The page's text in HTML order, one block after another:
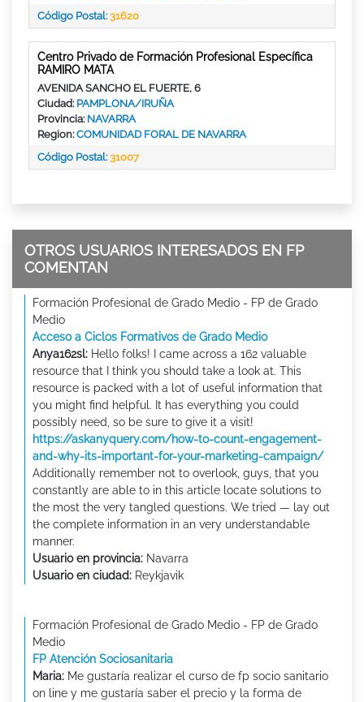
Código Postal:31620
Centro Privado de Formación Profesional Específica
RAMIRO MATA
AVENIDA SANCHO EL FUERTE, 6
Ciudad: PAMPLONA/IRUÑA
Provincia: NAVARRA
Region:COMUNIDAD FORAL DE NAVARRA
Código Postal:31007
OTROS USUARIOS INTERESADOS EN FP
COMENTAN
Formación Profesional de Grado Medio - FP de Grado
Medio
Acceso a Ciclos Formativos de Grado Medio
Anya162sl: Hello folks! I came across a 162 valuable
resource that I think you should take a look at. This
resource is packed with a lot of useful information that
you might find helpful. It has everything you could
possibly need, so be sure to give it a visit!
https://askanyquery.com/how-to-count-engagement-
and-why-its-important-for-your-marketing-campaign/
Additionally remember not to overlook, guys, that you
constantly are able to in this article locate solutions to
the most the very tangled questions. We tried — lay out
the complete information in an very understandable
manner.
Usuario en provincia: Navarra
Usuario en ciudad: Reykjavik
Formación Profesional de Grado Medio - FP de Grado
Medio
FP Atención Sociosanitaria
Maria: Me gustaría realizar el curso de fp socio sanitario
on line y me gustaría saber el precio y la forma de